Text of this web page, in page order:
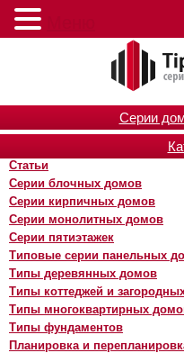
Серии
Статьи
Серии блочных домов
Серии кирпичных домов
Серии монолитных домов
Серии пятиэтажек
Типовые серии панельных
Типы деревянных домов
Типы коттеджей и
Типы многоквартирных
Типы фундаментов
Планировка и